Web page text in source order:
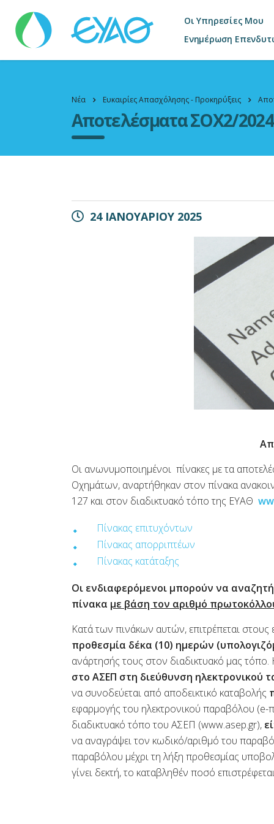
Οι Υπηρεσίες Μου
Ενημέρωση
Νέα Ευκαιρίες Απασχόλησης - Προκηρύξεις
Αποτελέσματα ΣΟΧ2/2024
24 ΙΑΝΟΥΑΡΙΟΥ 2025
Οι ανωνυμοποιημένοι πίνακες με τα
Οχημάτων, αναρτήθηκαν στον πίνακα
127 και στον διαδικτυακό τόπο της ΕΥΑΘ
Πίνακας επιτυχόντων
Πίνακας απορριπτέων
Πίνακας κατάταξης
Οι ενδιαφερόμενοι μπορούν να
πίνακα με βάση τον αριθμό
Κατά των πινάκων αυτών, επιτρέπεται
προθεσμία δέκα (10) ημερών
ανάρτησής τους στον διαδικτυακό μας
στο ΑΣΕΠ στη διεύθυνση ηλεκτρονικού
να συνοδεύεται από αποδεικτικό καταβολής
εφαρμογής του ηλεκτρονικού παραβόλου
διαδικτυακό τόπο του ΑΣΕΠ (www.asep.gr),
να αναγράψει τον κωδικό/αριθμό του
παραβόλου μέχρι τη λήξη προθεσμίας
γίνει δεκτή, το καταβληθέν ποσό